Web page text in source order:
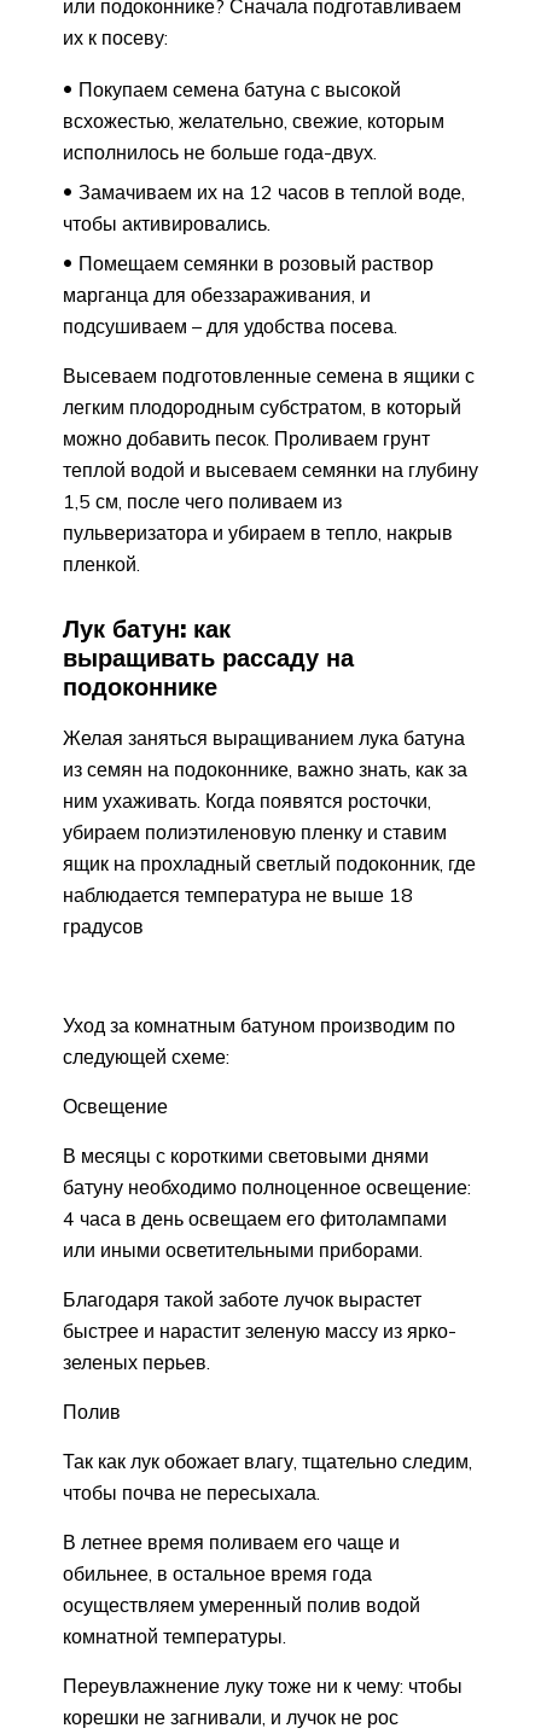
или подоконнике? Сначала подготавливаем
их к посеву:
Покупаем семена батуна с высокой
всхожестью, желательно, свежие, которым
исполнилось не больше года-двух.
Замачиваем их на 12 часов в теплой воде,
чтобы активировались.
Помещаем семянки в розовый раствор
марганца для обеззараживания, и
подсушиваем – для удобства посева.
Высеваем подготовленные семена в ящики с
легким плодородным субстратом, в который
можно добавить песок. Проливаем грунт
теплой водой и высеваем семянки на глубину
1,5 см, после чего поливаем из
пульверизатора и убираем в тепло, накрыв
пленкой.
Лук батун: как
выращивать рассаду на
подоконнике
Желая заняться выращиванием лука батуна
из семян на подоконнике, важно знать, как за
ним ухаживать. Когда появятся росточки,
убираем полиэтиленовую пленку и ставим
ящик на прохладный светлый подоконник, где
наблюдается температура не выше 18
градусов
Уход за комнатным батуном производим по
следующей схеме:
Освещение
В месяцы с короткими световыми днями
батуну необходимо полноценное освещение:
4 часа в день освещаем его фитолампами
или иными осветительными приборами.
Благодаря такой заботе лучок вырастет
быстрее и нарастит зеленую массу из ярко-
зеленых перьев.
Полив
Так как лук обожает влагу, тщательно следим,
чтобы почва не пересыхала.
В летнее время поливаем его чаще и
обильнее, в остальное время года
осуществляем умеренный полив водой
комнатной температуры.
Переувлажнение луку тоже ни к чему: чтобы
корешки не загнивали, и лучок не рос